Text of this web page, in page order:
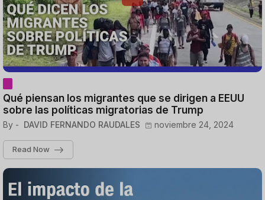
Qué piensan los migrantes que se dirigen a EEUU
sobre las políticas migratorias de Trump
By - DAVID FERNANDO RAUDALES noviembre 24, 2024
Read Now